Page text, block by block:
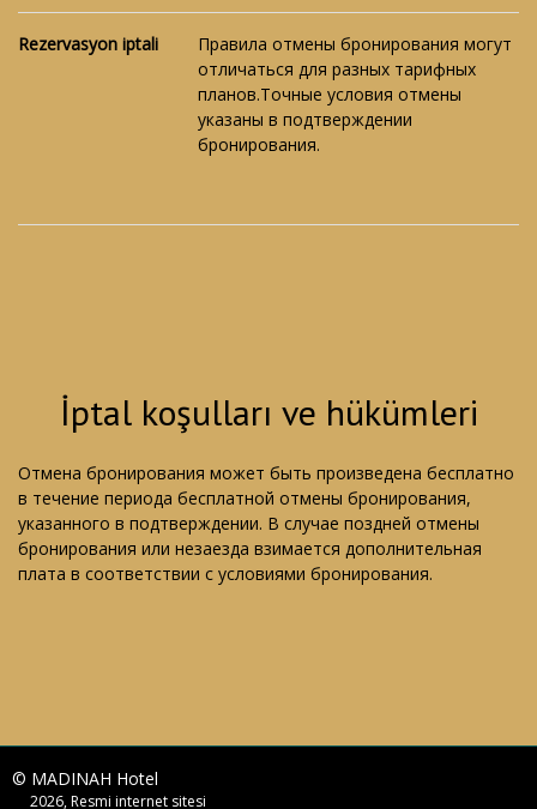
Rezervasyon iptali
Правила отмены бронирования могут
отличаться для разных тарифных
планов.Точные условия отмены
указаны в подтверждении
бронирования.
İptal koşulları ve hükümleri
Отмена бронирования может быть произведена бесплатно
в течение периода бесплатной отмены бронирования,
указанного в подтверждении. В случае поздней отмены
бронирования или незаезда взимается дополнительная
плата в соответствии с условиями бронирования.
© MADINAH Hotel
2026, Resmi internet sitesi